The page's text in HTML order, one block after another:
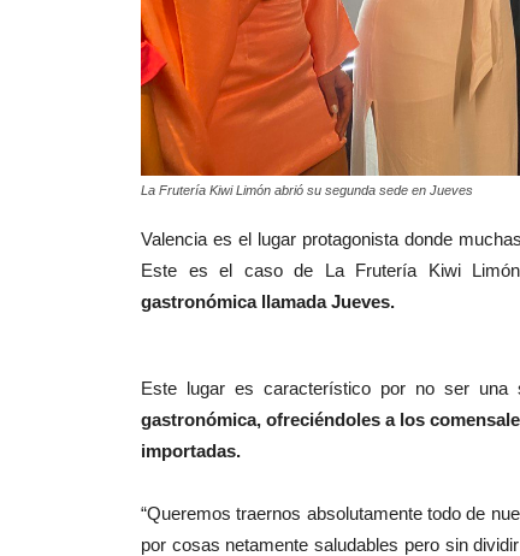
La Frutería Kiwi Limón abrió su segunda sede en Jueves
Valencia es el lugar protagonista donde
Este es el caso de La Frutería Kiwi
gastronómica llamada Jueves.
Este lugar es característico por no ser una
gastronómica, ofreciéndoles a los
importadas.
“Queremos traernos absolutamente todo de
por cosas netamente saludables pero sin